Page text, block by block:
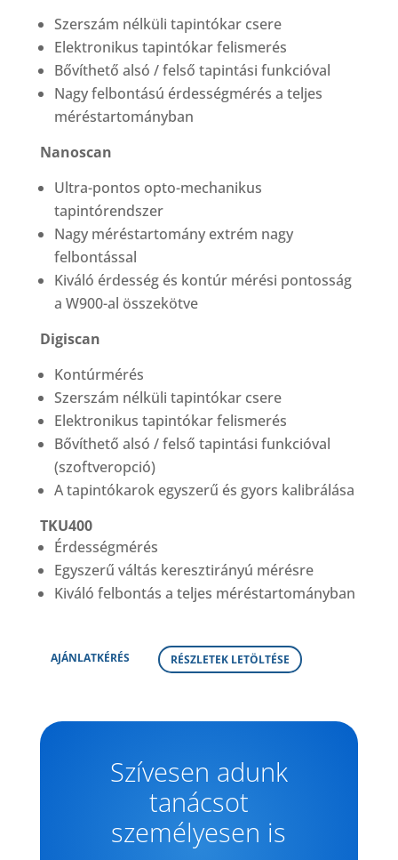
Szerszám nélküli tapintókar csere
Elektronikus tapintókar felismerés
Bővíthető alsó / felső tapintási funkcióval
Nagy felbontású érdességmérés a teljes
méréstartományban
Nanoscan
Ultra-pontos opto-mechanikus
tapintórendszer
Nagy méréstartomány extrém nagy
felbontással
Kiváló érdesség és kontúr mérési pontosság
a W900-al összekötve
Digiscan
Kontúrmérés
Szerszám nélküli tapintókar csere
Elektronikus tapintókar felismerés
Bővíthető alsó / felső tapintási funkcióval
(szoftveropció)
A tapintókarok egyszerű és gyors kalibrálása
TKU400
Érdességmérés
Egyszerű váltás keresztirányú mérésre
Kiváló felbontás a teljes méréstartományban
AJÁNLATKÉRÉS RÉSZLETEK LETÖLTÉSE
Szívesen adunk
tanácsot
személyesen is